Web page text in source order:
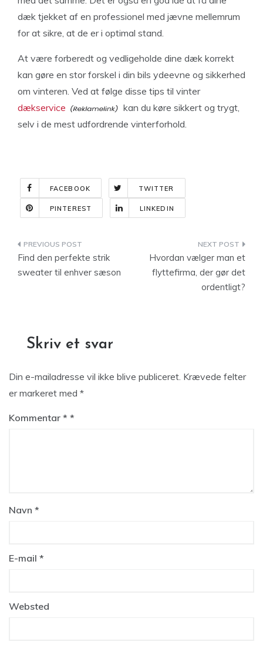
dæk tjekket af en professionel med jævne mellemrum
for at sikre, at de er i optimal stand.
At være forberedt og vedligeholde dine dæk korrekt
kan gøre en stor forskel i din bils ydeevne og sikkerhed
om vinteren. Ved at følge disse tips til vinter
dækservice
kan du køre sikkert og trygt,
selv i de mest udfordrende vinterforhold.
FACEBOOK TWITTER
PINTEREST LINKEDIN
Indlægsnavigation
Find den perfekte strik
sweater til enhver sæson
Hvordan vælger man et
flyttefirma, der gør det
ordentligt?
Skriv et svar
Din e-mailadresse vil ikke blive publiceret. Krævede felter
er markeret med *
Kommentar *
Navn *
E-mail *
Websted